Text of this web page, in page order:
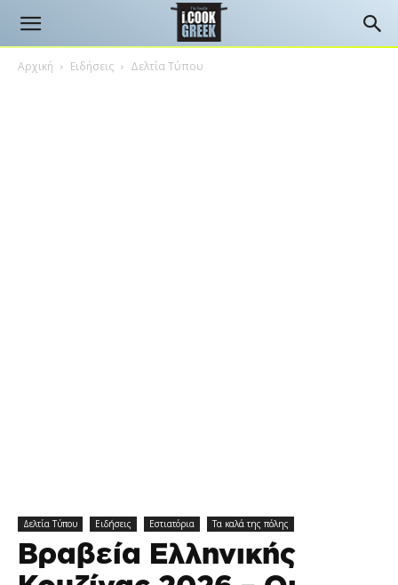
Αρχική Ειδήσεις Δελτία Τύπου
Δελτία Τύπου Ειδήσεις Εστιατόρια Τα καλά της πόλης
Βραβεία Ελληνικής